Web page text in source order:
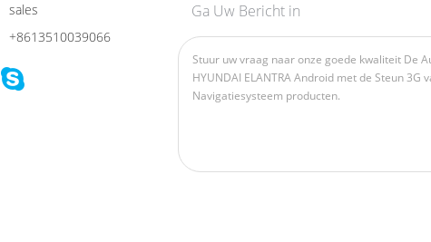
sales
+8613510039066
Ga Uw Bericht in